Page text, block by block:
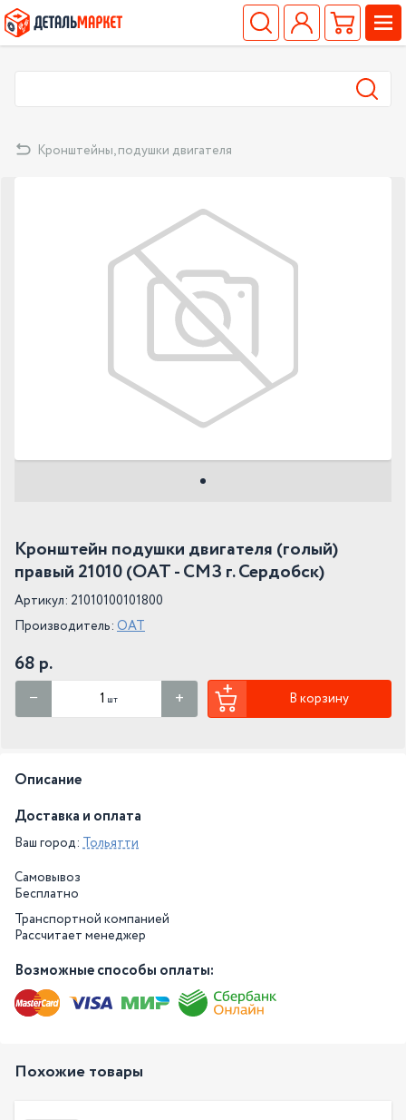
Кронштейны, подушки двигателя
Кронштейн подушки двигателя (голый)
правый 21010 (ОАТ - СМЗ г. Сердобск)
Артикул: 21010100101800
Производитель: ОАТ
68 р.
шт В корзину
Описание
Доставка и оплата
Ваш город: Тольятти
Самовывоз
Бесплатно
Транспортной компанией
Рассчитает менеджер
Возможные способы оплаты:
Похожие товары